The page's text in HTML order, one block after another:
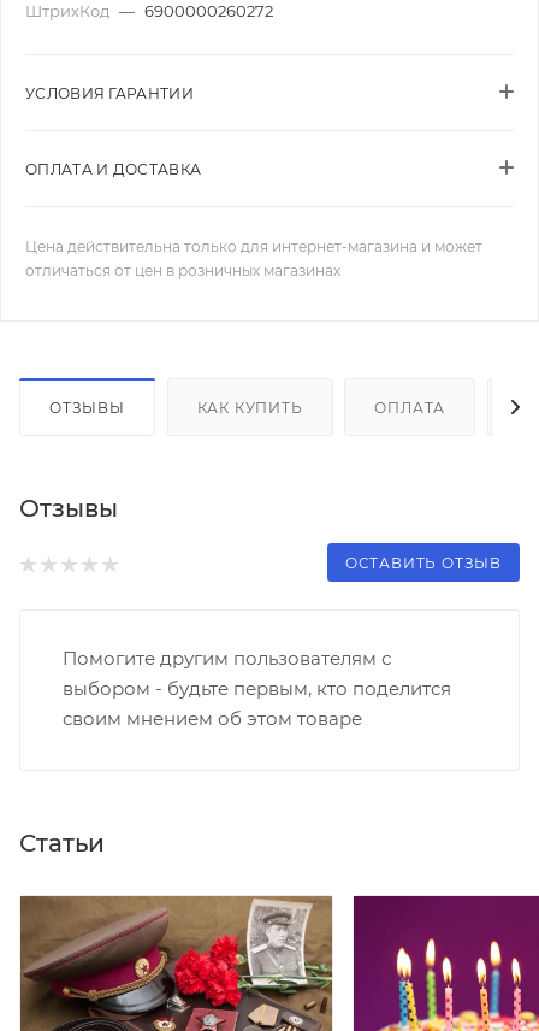
ШтрихКод — 6900000260272
УСЛОВИЯ ГАРАНТИИ
ОПЛАТА И ДОСТАВКА
Цена действительна только для интернет-магазина и может
отличаться от цен в розничных магазинах
ОТЗЫВЫ КАК КУПИТЬ ОПЛАТА
Отзывы
ОСТАВИТЬ ОТЗЫВ
Помогите другим пользователям с
выбором - будьте первым, кто поделится
своим мнением об этом товаре
Статьи